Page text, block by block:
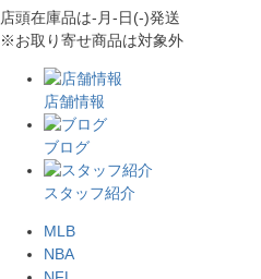
店頭在庫品は-月-日(-)発送
※お取り寄せ商品は対象外
店舗情報
ブログ
スタッフ紹介
MLB
NBA